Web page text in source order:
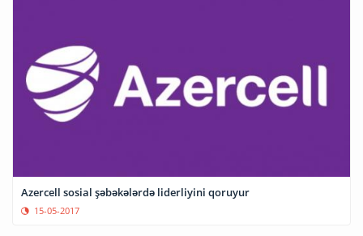
Azercell sosial şəbəkələrdə liderliyini qoruyur
15-05-2017